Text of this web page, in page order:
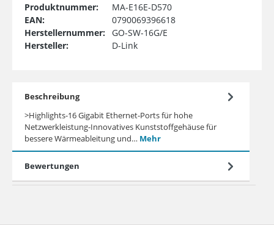
Produktnummer:
MA-E16E-D570
EAN:
0790069396618
Herstellernummer: GO-SW-16G/E
Hersteller:
D-Link
Beschreibung
>Highlights-16 Gigabit Ethernet-Ports für hohe
Netzwerkleistung-Innovatives Kunststoffgehäuse für
bessere Wärmeableitung und… Mehr
Bewertungen